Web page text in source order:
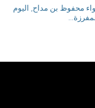
محفوظ بن مداح, اليوم